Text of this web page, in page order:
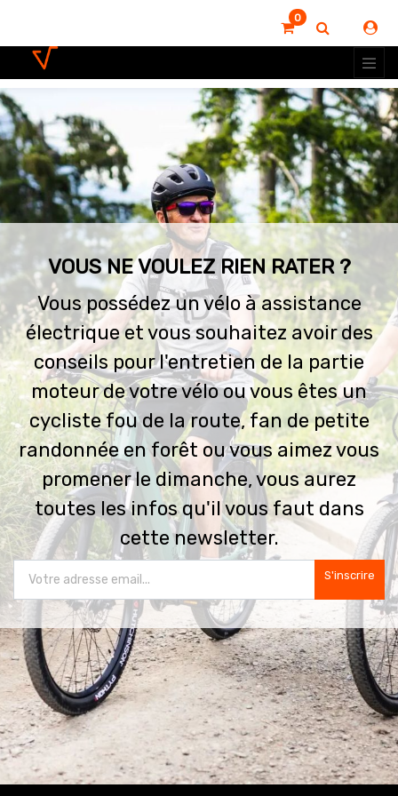
0
VOUS NE VOULEZ RIEN RATER ?
Vous possédez un vélo à assistance
électrique et vous souhaitez avoir des
conseils pour l'entretien de la partie
moteur de votre vélo ou vous êtes un
cycliste fou de la route, fan de petite
randonnée en forêt ou vous aimez vous
promener le dimanche, vous aurez
toutes les infos qu'il vous faut dans
cette newsletter.
S'inscrire